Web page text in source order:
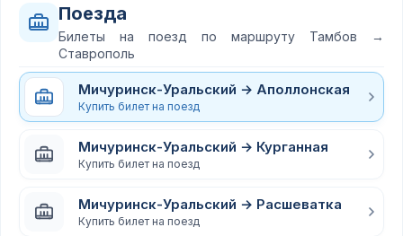
Поезда
Билеты на поезд по маршруту Тамбов →
Ставрополь
Мичуринск-Уральский → Аполлонская
Купить билет на поезд
Мичуринск-Уральский → Курганная
Купить билет на поезд
Мичуринск-Уральский → Расшеватка
Купить билет на поезд